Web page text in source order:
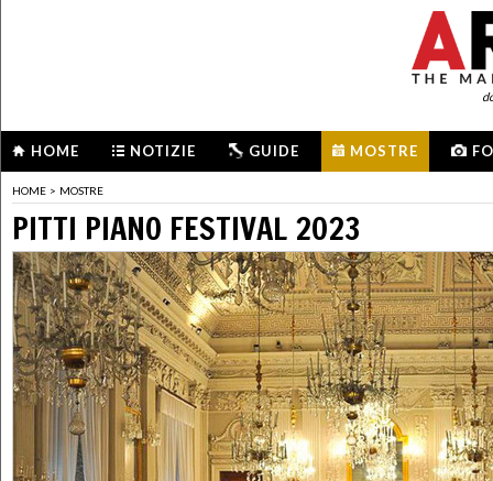
HOME NOTIZIE GUIDE MOSTRE
HOME > MOSTRE
PITTI PIANO FESTIVAL 2023